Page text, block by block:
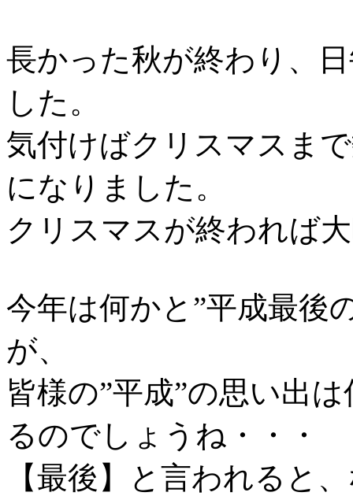
長かった秋が終わり、
した。
気付けばクリスマスま
になりました。
クリスマスが終われば
今年は何かと”平成最後
が、
皆様の”平成”の思い出
るのでしょうね・・・
【最後】と言われると